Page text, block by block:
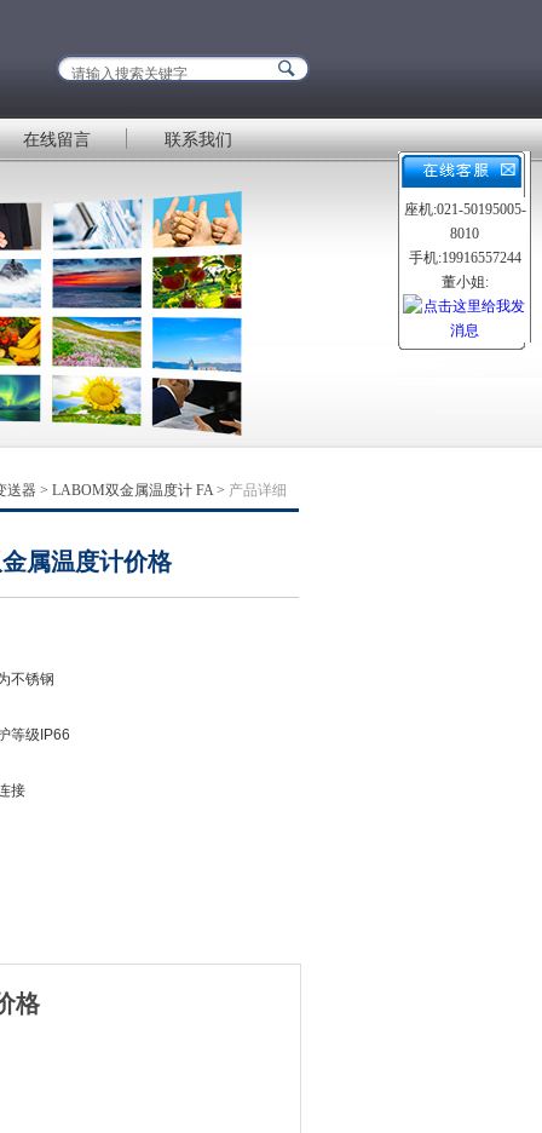
在线留言 联系我们
送器 > LABOM双金属温度计 FA> 产品详细
属温度计价格
不锈钢
等级IP66
接
格
座机:021-50195005-
8010
手机:19916557244
董小姐: